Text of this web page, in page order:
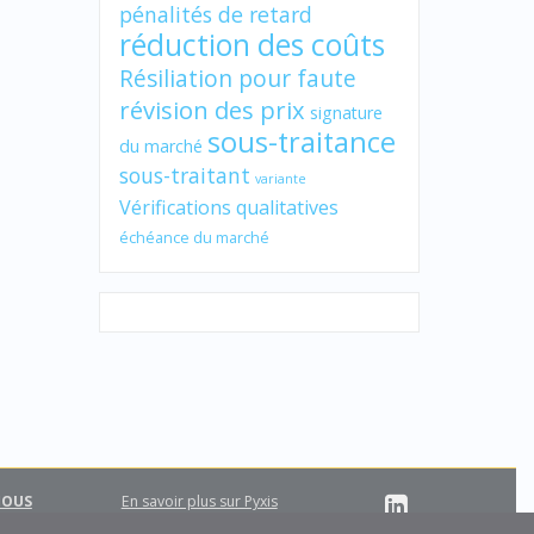
pénalités de retard
réduction des coûts
Résiliation pour faute
révision des prix signature
du marché sous-traitance
sous-traitant variante
Vérifications qualitatives
échéance du marché
En savoir plus sur Pyxis